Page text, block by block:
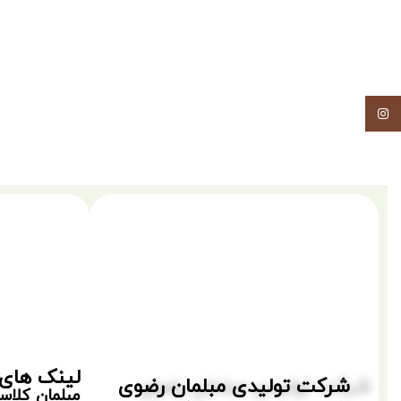
شرکت تولیدی مبلمان رضوی لینک
مبلمان